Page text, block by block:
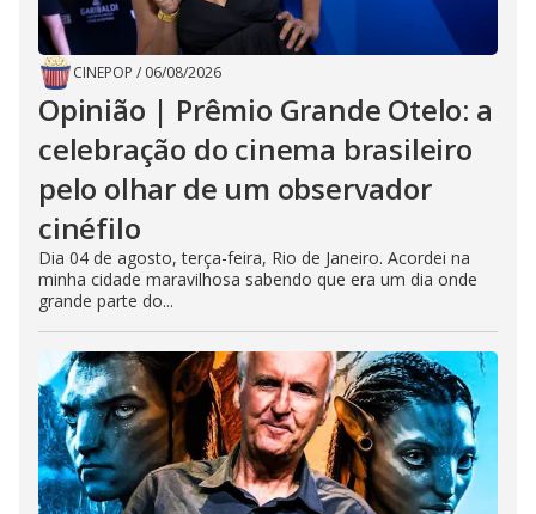
CINEPOP / 06/08/2026
Opinião | Prêmio Grande Otelo: a
celebração do cinema brasileiro
pelo olhar de um observador
cinéfilo
Dia 04 de agosto, terça-feira, Rio de Janeiro. Acordei na
minha cidade maravilhosa sabendo que era um dia onde
grande parte do...